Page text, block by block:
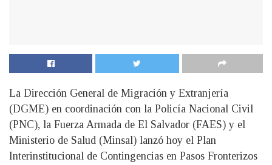
La Dirección General de Migración y Extranjería
(DGME) en coordinación con la Policía Nacional Civil
(PNC), la Fuerza Armada de El Salvador (FAES) y el
Ministerio de Salud (Minsal) lanzó hoy el Plan
Interinstitucional de Contingencias en Pasos Fronterizos